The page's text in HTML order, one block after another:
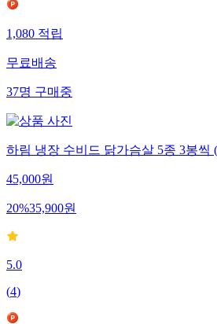
1,080적립
무료배송
37명구매중
하림 냉장 수비드 닭가슴살 5종 3봉씩
45,000원
20%35,900원
5.0
(4)